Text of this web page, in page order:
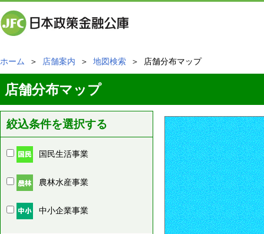
ホーム ＞ 店舗案内 ＞ 地図検索 ＞ 店舗分布マップ
店舗分布マップ
絞込条件を選択する
国民生活事業
農林水産事業
中小企業事業